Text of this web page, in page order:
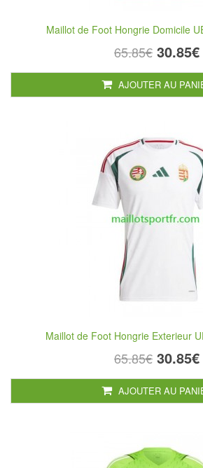
Maillot de Foot Hongrie Domicile
65.85€ 30.85€
AJOUTER AU
Maillot de Foot Hongrie Exterieur
65.85€ 30.85€
AJOUTER AU